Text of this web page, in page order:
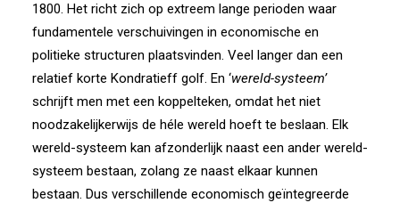
1800. Het richt zich op extreem lange perioden waar
fundamentele verschuivingen in economische en
politieke structuren plaatsvinden. Veel langer dan een
relatief korte Kondratieff golf. En ‘wereld-systeem’
schrijft men met een koppelteken, omdat het niet
noodzakelijkerwijs de héle wereld hoeft te beslaan. Elk
wereld-systeem kan afzonderlijk naast een ander wereld-
systeem bestaan, zolang ze naast elkaar kunnen
bestaan. Dus verschillende economisch geïntegreerde